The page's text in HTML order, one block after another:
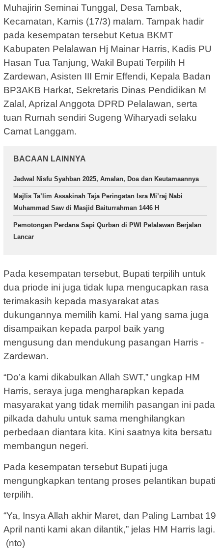
Muhajirin Seminai Tunggal, Desa Tambak,
Kecamatan, Kamis (17/3) malam. Tampak hadir
pada kesempatan tersebut Ketua BKMT
Kabupaten Pelalawan Hj Mainar Harris, Kadis PU
Hasan Tua Tanjung, Wakil Bupati Terpilih H
Zardewan, Asisten III Emir Effendi, Kepala Badan
BP3AKB Harkat, Sekretaris Dinas Pendidikan M
Zalal, Aprizal Anggota DPRD Pelalawan, serta
tuan Rumah sendiri Sugeng Wiharyadi selaku
Camat Langgam.
BACAAN LAINNYA
Jadwal Nisfu Syahban 2025, Amalan, Doa dan Keutamaannya
Majlis Ta’lim Assakinah Taja Peringatan Isra Mi’raj Nabi
Muhammad Saw di Masjid Baiturrahman 1446 H
Pemotongan Perdana Sapi Qurban di PWI Pelalawan Berjalan
Lancar
Pada kesempatan tersebut, Bupati terpilih untuk
dua priode ini juga tidak lupa mengucapkan rasa
terimakasih kepada masyarakat atas
dukungannya memilih kami. Hal yang sama juga
disampaikan kepada parpol baik yang
mengusung dan mendukung pasangan Harris -
Zardewan.
“Do’a kami dikabulkan Allah SWT,” ungkap HM
Harris, seraya juga mengharapkan kepada
masyarakat yang tidak memilih pasangan ini pada
pilkada dahulu untuk sama menghilangkan
perbedaan diantara kita. Kini saatnya kita bersatu
membangun negeri.
Pada kesempatan tersebut Bupati juga
mengungkapkan tentang proses pelantikan bupati
terpilih.
“Ya, Insya Allah akhir Maret, dan Paling Lambat 19
April nanti kami akan dilantik,” jelas HM Harris lagi.
(nto)